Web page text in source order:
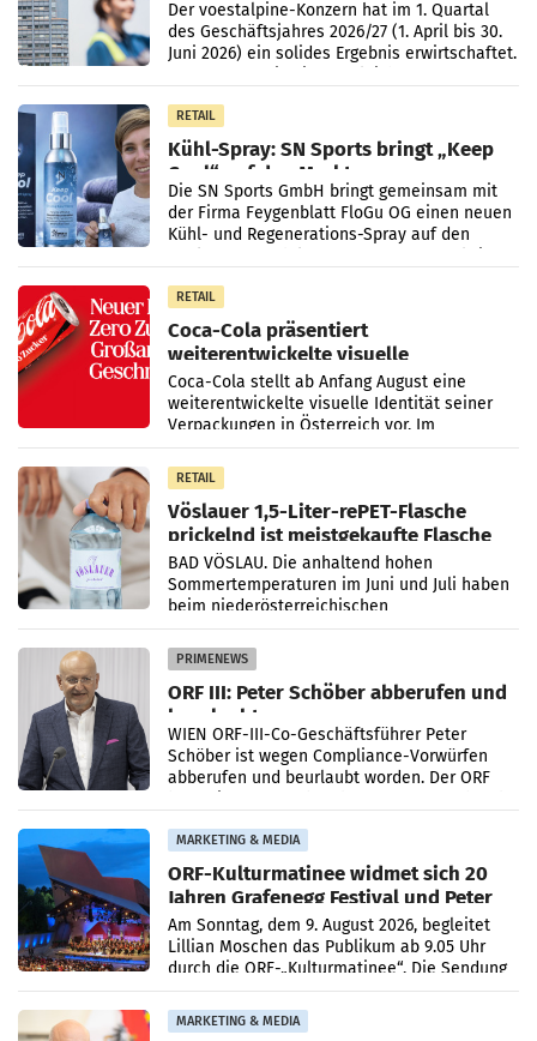
Der voestalpine-Konzern hat im 1. Quartal
des Geschäftsjahres 2026/27 (1. April bis 30.
Juni 2026) ein solides Ergebnis erwirtschaftet.
RETAIL
Kühl-Spray: SN Sports bringt „Keep
Cool“ auf den Markt
Die SN Sports GmbH bringt gemeinsam mit
der Firma Feygenblatt FloGu OG einen neuen
Kühl- und Regenerations-Spray auf den
RETAIL
Coca-Cola präsentiert
weiterentwickelte visuelle
Markenidentität
Coca-Cola stellt ab Anfang August eine
weiterentwickelte visuelle Identität seiner
Verpackungen in Österreich vor. Im
Mittelpunkt des Redesigns stehen zentrale
Gestaltungselemente
RETAIL
Vöslauer 1,5-Liter-rePET-Flasche
prickelnd ist meistgekaufte Flasche
Österreichs
BAD VÖSLAU. Die anhaltend hohen
Sommertemperaturen im Juni und Juli haben
beim niederösterreichischen
Getränkehersteller Vöslauer zu deutlichen
Absatzzuwächsen geführt. Während
PRIMENEWS
ORF III: Peter Schöber abberufen und
beurlaubt
WIEN ORF-III-Co-Geschäftsführer Peter
Schöber ist wegen Compliance-Vorwürfen
abberufen und beurlaubt worden. Der ORF
MARKETING & MEDIA
ORF-Kulturmatinee widmet sich 20
Jahren Grafenegg Festival und Peter
Simonischek
Am Sonntag, dem 9. August 2026, begleitet
Lillian Moschen das Publikum ab 9.05 Uhr
durch die ORF-„Kulturmatinee“. Die Sendung
startet mit der Dokumentation „20 Jahre
Grafenegg
MARKETING & MEDIA